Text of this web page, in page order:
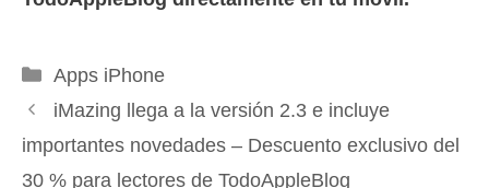
Categorías
Apps iPhone
iMazing llega a la versión 2.3 e incluye
importantes novedades – Descuento exclusivo del
30 % para lectores de TodoAppleBlog